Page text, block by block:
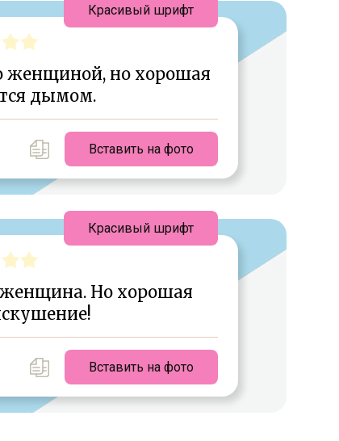
женщиной, но хорошая
дымом.
Вставить на фото
Красивый шрифт
Но хорошая
Вставить на фото
Красивый шрифт